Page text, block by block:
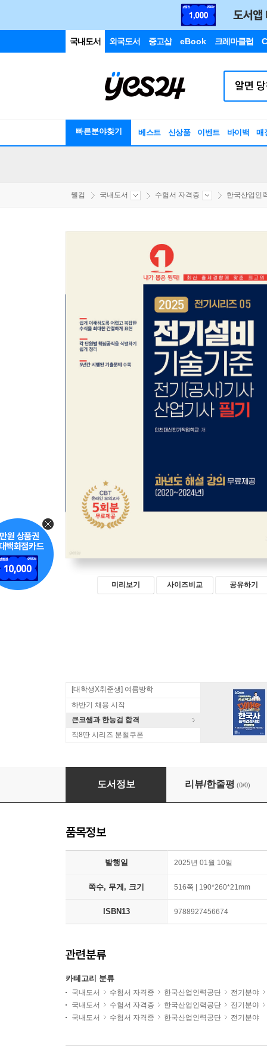
국내도서 외국도서 중고샵 eBook 크레마클럽
빠른분야찾기 베스트 신상품 이벤트 바이백 매
웰컴 국내도서 수험서 자격증 한국산업인
미리보기 사이즈비교 공유하기
[대학생X취준생] 여름방학
하반기 채용 시작
큰코쌤과 한능검 합격
직8딴 시리즈 분철쿠폰
2025 전기설비기술기준
도서정보 리뷰/한줄평 (0/0)
품목정보
발행일 2025년 01월 10일
쪽수, 무게, 크기 516쪽 | 190*260*21mm
ISBN13 9788927456674
관련분류
카테고리 분류
국내도서 수험서 자격증 한국산업인력공단
전기분야
국내도서
수험서 자격증 한국산업인력공단
전기분야
국내도서
수험서 자격증 한국산업인력공단 전기분야